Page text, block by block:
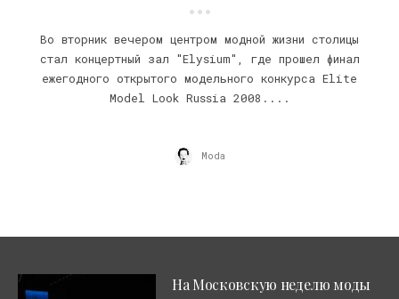
Во вторник вечером центром модной жизни столицы
стал концертный зал "Elysium", где прошел финал
ежегодного открытого модельного конкурса Elite
Model Look Russia 2008....
Moda
На Московскую неделю моды